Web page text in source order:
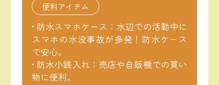
便利アイテム
• 防水スマホケース：水辺での活動中に
スマホの水没事故が多発！防水ケース
で安心。
• 防水小銭入れ：売店や自販機での買い
物に便利。